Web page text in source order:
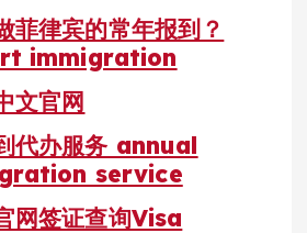
菲律宾的常年报到？
immigration
文官网
代办服务 annual
service
网签证查询Visa